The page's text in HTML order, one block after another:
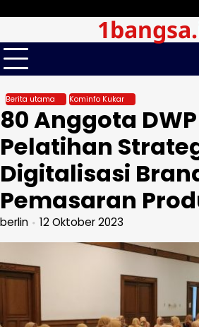
content
Berita utama Kominfo Kukar
80 Anggota
Pelatihan
Digitalisasi
Pemasaran
berlin 12 Oktober 2023